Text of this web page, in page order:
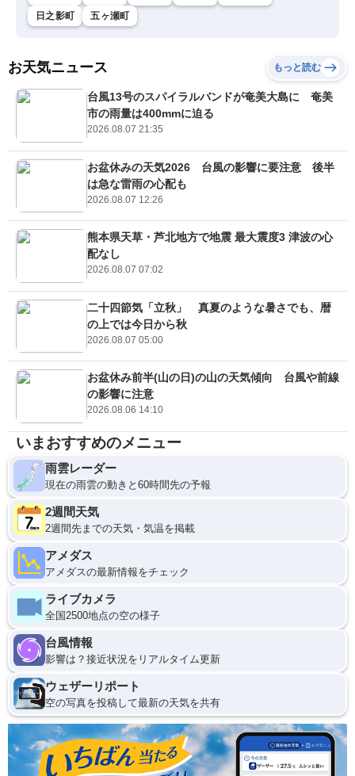
日之影町
五ヶ瀬町
お天気ニュース もっと読む
台風13号のスパイラルバンドが奄美大島に 奄美
市の雨量は400mmに迫る
2026.08.07 21:35
お盆休みの天気2026 台風の影響に要注意 後半
は急な雷雨の心配も
2026.08.07 12:26
熊本県天草・芦北地方で地震 最大震度3 津波の心
配なし
2026.08.07 07:02
二十四節気「立秋」 真夏のような暑さでも、暦
の上では今日から秋
2026.08.07 05:00
お盆休み前半(山の日)の山の天気傾向 台風や前線
の影響に注意
2026.08.06 14:10
いまおすすめのメニュー
雨雲レーダー
現在の雨雲の動きと60時間先の予報
2週間天気
2週間先までの天気・気温を掲載
アメダス
アメダスの最新情報をチェック
ライブカメラ
全国2500地点の空の様子
台風情報
影響は？接近状況をリアルタイム更新
ウェザーリポート
空の写真を投稿して最新の天気を共有